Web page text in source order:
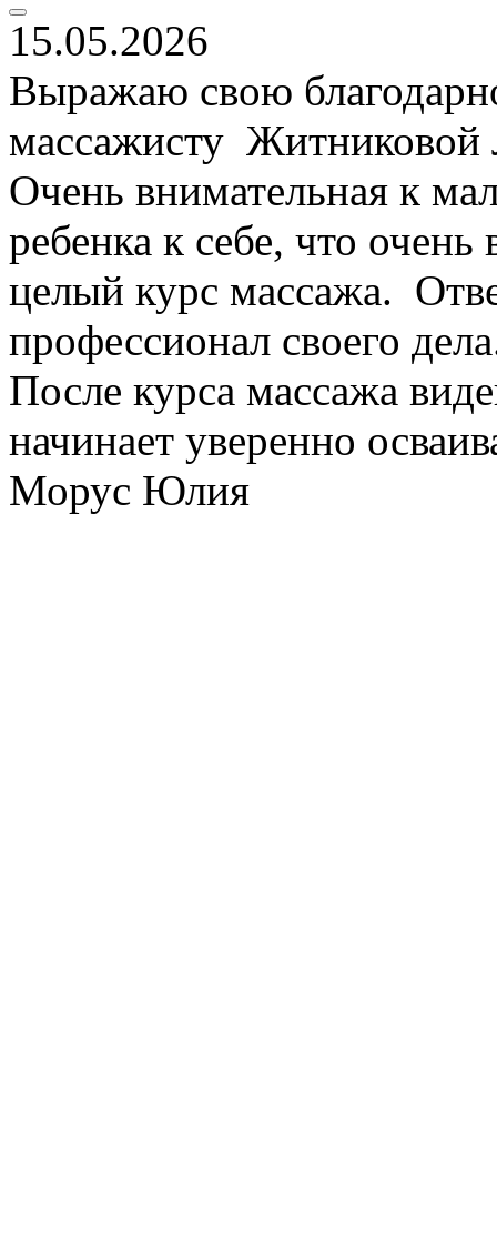
15.05.2026
Выражаю свою
массажисту Житниковой
Очень внимательная к
ребенка к себе, что
целый курс массажа.
профессионал своего
После курса массажа
начинает уверенно
Морус Юлия